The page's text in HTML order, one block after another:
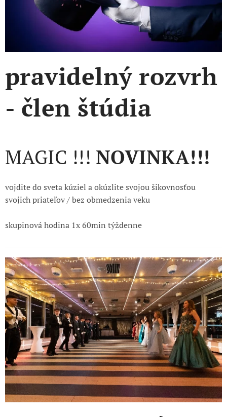
pravidelný rozvrh
- člen štúdia
MAGIC !!! NOVINKA!!!
vojdite do sveta kúziel a okúzlite svojou šikovnosťou
svojich priateľov / bez obmedzenia veku
skupinová hodina 1x 60min týždenne